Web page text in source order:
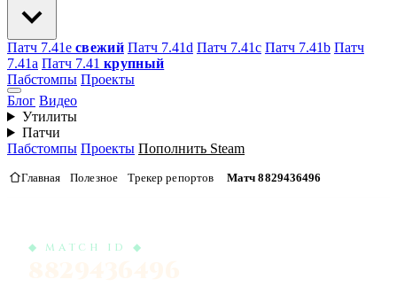
Патч 7.41e свежий Патч 7.41d Патч 7.41c Патч 7.41b Патч
7.41а Патч 7.41 крупный
Пабстомпы Проекты
Блог Видео
Утилиты
Патчи
Пабстомпы Проекты Пополнить Steam
Главная Полезное Трекер репортов Матч 8829436496
◆ MATCH ID ◆